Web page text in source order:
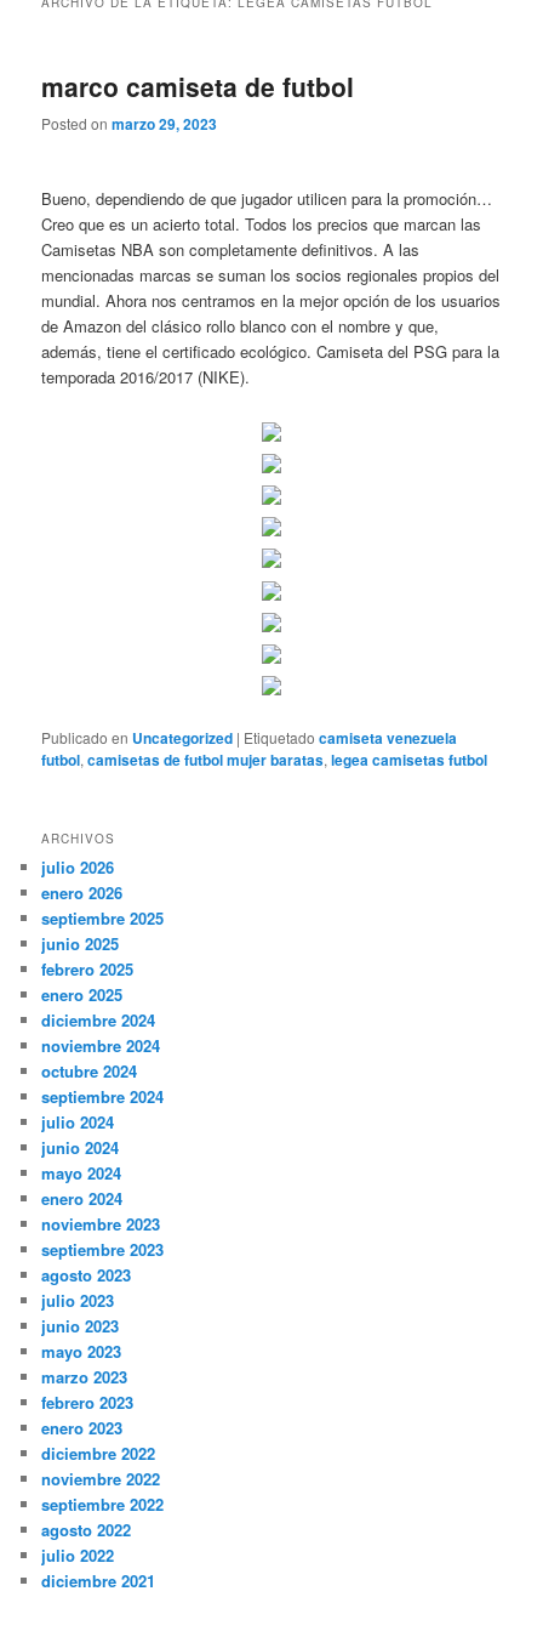
marco camiseta de futbol
Posted onmarzo 29, 2023
Bueno, dependiendo de que jugador utilicen para la promoción…
Creo que es un acierto total. Todos los precios que marcan las
Camisetas NBA son completamente definitivos. A las
mencionadas marcas se suman los socios regionales propios del
mundial. Ahora nos centramos en la mejor opción de los usuarios
de Amazon del clásico rollo blanco con el nombre y que,
además, tiene el certificado ecológico. Camiseta del PSG para la
temporada 2016/2017 (NIKE).
Publicado en Uncategorized | Etiquetado camiseta venezuela
futbol,camisetas de futbol mujer baratas,legea camisetas futbol
ARCHIVOS
julio 2026
enero 2026
septiembre 2025
junio 2025
febrero 2025
enero 2025
diciembre 2024
noviembre 2024
octubre 2024
septiembre 2024
julio 2024
junio 2024
mayo 2024
enero 2024
noviembre 2023
septiembre 2023
agosto 2023
julio 2023
junio 2023
mayo 2023
marzo 2023
febrero 2023
enero 2023
diciembre 2022
noviembre 2022
septiembre 2022
agosto 2022
julio 2022
diciembre 2021